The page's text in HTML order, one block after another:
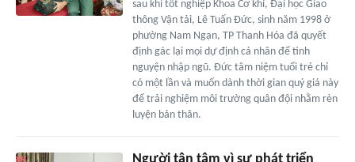
sau khi tốt nghiệp Khoa Cơ khí, Đại học Giao
thông Vận tải, Lê Tuấn Đức, sinh năm 1998 ở
phường Nam Ngạn, TP Thanh Hóa đã quyết
định gác lại mọi dự định cá nhân để tình
nguyện nhập ngũ. Đức tâm niệm tuổi trẻ chỉ
có một lần và muốn dành thời gian quý giá này
để trải nghiệm môi trường quân đội nhằm rèn
luyện bản thân.